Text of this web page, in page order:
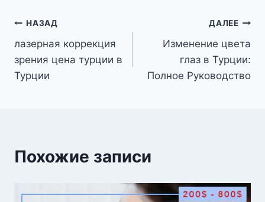
Навигация
по
записям
НАЗАД
лазерная коррекция
зрения цена турции в
Турции
ДАЛЕЕ
Изменение цвета
глаз в Турции:
Полное Руководство
Похожие записи